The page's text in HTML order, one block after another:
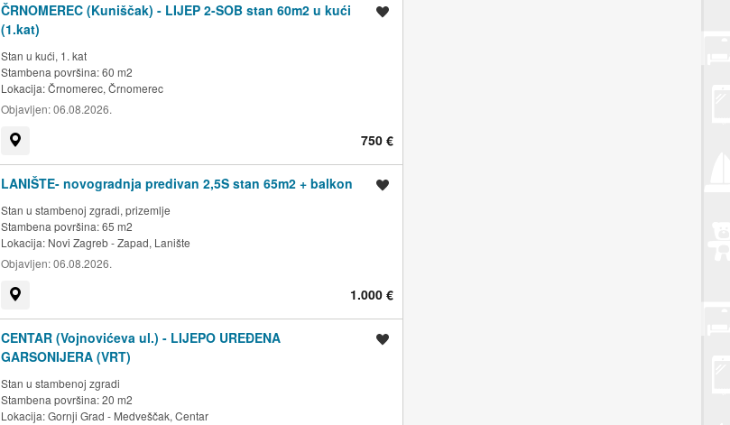
ČRNOMEREC (Kuniščak) - LIJEP 2-SOB stan 60m2 u kući
(1.kat)
Stan u kući, 1. kat
Stambena površina: 60 m2
Lokacija:Črnomerec, Črnomerec
Objavljen:06.08.2026.
750 €
LANIŠTE- novogradnja predivan 2,5S stan 65m2 + balkon
Stan u stambenoj zgradi, prizemlje
Stambena površina: 65 m2
Lokacija: Novi Zagreb - Zapad, Lanište
Objavljen:06.08.2026.
1.000 €
CENTAR (Vojnovićeva ul.) - LIJEPO UREĐENA
GARSONIJERA (VRT)
Stan u stambenoj zgradi
Stambena površina: 20 m2
Lokacija:Gornji Grad - Medveščak, Centar